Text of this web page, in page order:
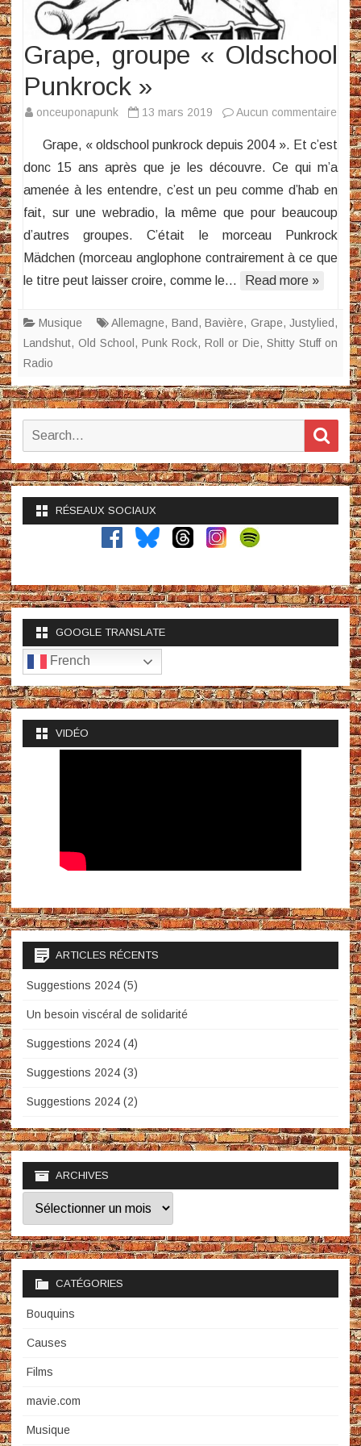
Grape, groupe « Oldschool
Punkrock »
onceuponapunk 13 mars 2019 Aucun commentaire sur
«
Grape, « oldschool punkrock depuis 2004 ». Et c’est
donc 15 ans après que je les découvre. Ce qui m’a
amenée à les entendre, c’est un peu comme d’hab en
fait, sur une webradio, la même que pour beaucoup
d’autres groupes. C’était le morceau Punkrock
Mädchen (morceau anglophone contrairement à ce que
le titre peut laisser croire, comme le…
Read more »
Musique Allemagne, Band,Bavière, Grape,Justylied,
Landshut, Old School, Punk Rock, Roll or Die, Shitty Stuff on
Radio
Search
RÉSEAUX SOCIAUX
GOOGLE TRANSLATE
French
VIDÉO
ARTICLES RÉCENTS
Suggestions 2024 (5)
Un besoin viscéral de solidarité
Suggestions 2024 (4)
Suggestions 2024 (3)
Suggestions 2024 (2)
ARCHIVES
Archives
CATÉGORIES
Bouquins
Causes
Films
mavie.com
Musique